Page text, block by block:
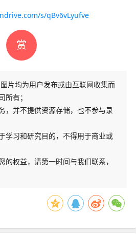
s/qBv6vLyufve
赏
片均为用户发布或由互联网收集而
所有；
，并不提供资源存储，也不参与录
学习和研究目的，不得用于商业或
的权益，请第一时间与我们联系，